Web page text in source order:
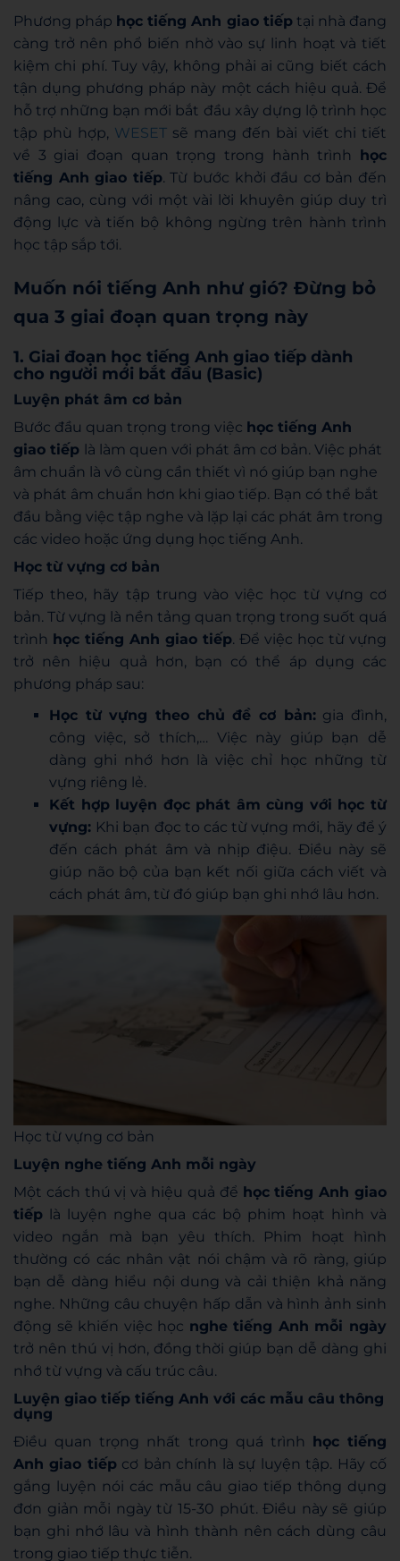
Phương pháp học tiếng Anh giao tiếptại nhà đang
càng trở nên phổ biến nhờ vào sự linh hoạt và tiết
kiệm chi phí. Tuy vậy, không phải ai cũng biết cách
tận dụng phương pháp này một cách hiệu quả. Để
hỗ trợ những bạn mới bắt đầu xây dựng lộ trình học
tập phù hợp, WESET sẽ mang đến bài viết chi tiết
về 3 giai đoạn quan trọng trong hành trình
học
tiếng Anh giao tiếp. Từ bước khởi đầu cơ bản đến
nâng cao, cùng với một vài lời khuyên giúp duy trì
động lực và tiến bộ không ngừng trên hành trình
học tập sắp tới.
Muốn nói tiếng Anh như gió? Đừng bỏ
qua 3 giai đoạn quan trọng này
1. Giai đoạn học tiếng Anh giao tiếp dành
cho người mới bắt đầu (Basic)
Luyện phát âm cơ bản
Bước đầu quan trọng trong việc học tiếng Anh
giao tiếp là làm quen với phát âm cơ bản. Việc phát
âm chuẩn là vô cùng cần thiết vì nó giúp bạn nghe
và phát âm chuẩn hơn khi giao tiếp. Bạn có thể bắt
đầu bằng việc tập nghe và lặp lại các phát âm trong
các video hoặc ứng dụng học tiếng Anh.
Học từ vựng cơ bản
Tiếp theo, hãy tập trung vào việc học từ vựng cơ
bản. Từ vựng là nền tảng quan trọng trong suốt quá
trình học tiếng Anh giao tiếp. Để việc học từ vựng
trở nên hiệu quả hơn, bạn có thể áp dụng các
phương pháp sau:
Học từ vựng theo chủ đề cơ bản:gia đình,
công việc, sở thích,… Việc này giúp bạn dễ
dàng ghi nhớ hơn là việc chỉ học những từ
vựng riêng lẻ.
Kết hợp luyện đọc phát âm cùng với học từ
vựng: Khi bạn đọc to các từ vựng mới, hãy để ý
đến cách phát âm và nhịp điệu. Điều này sẽ
giúp não bộ của bạn kết nối giữa cách viết và
cách phát âm, từ đó giúp bạn ghi nhớ lâu hơn.
Học từ vựng cơ bản
Luyện nghe tiếng Anh mỗi ngày
Một cách thú vị và hiệu quả để học tiếng Anh giao
tiếp là luyện nghe qua các bộ phim hoạt hình và
video ngắn mà bạn yêu thích. Phim hoạt hình
thường có các nhân vật nói chậm và rõ ràng, giúp
bạn dễ dàng hiểu nội dung và cải thiện khả năng
nghe. Những câu chuyện hấp dẫn và hình ảnh sinh
động sẽ khiến việc học nghe tiếng Anh mỗi ngày
trở nên thú vị hơn, đồng thời giúp bạn dễ dàng ghi
nhớ từ vựng và cấu trúc câu.
Luyện giao tiếp tiếng Anh với các mẫu câu thông
dụng
Điều quan trọng nhất trong quá trình học tiếng
Anh giao tiếpcơ bản chính là sự luyện tập. Hãy cố
gắng luyện nói các mẫu câu giao tiếp thông dụng
đơn giản mỗi ngày từ 15-30 phút. Điều này sẽ giúp
bạn ghi nhớ lâu và hình thành nên cách dùng câu
trong giao tiếp thực tiễn.